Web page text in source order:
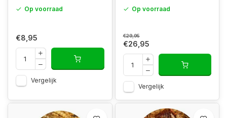
Op voorraad
€8,95
Vergelijk
Op voorraad
€29,95
€26,95
Vergelijk